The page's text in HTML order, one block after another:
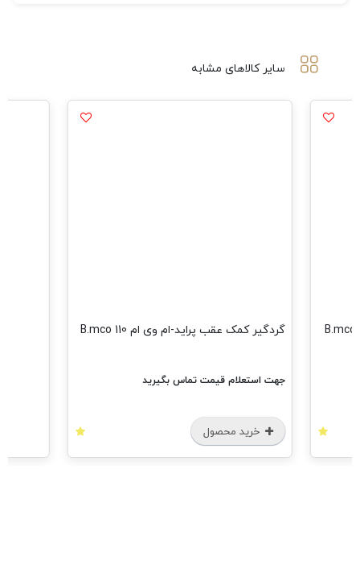
سایر کالاهای مشابه
گردگیر کمک عقب پراید-ام وی ام 110 B.mco
جهت استعلام قیمت تماس بگیرید
خرید محصول